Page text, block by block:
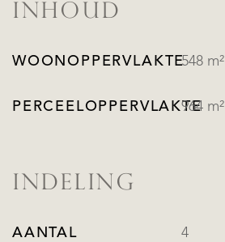
INHOUD
WOONOPPERVLAKTE548 m²
PERCEELOPPERVLAKTE964 m²
INDELING
AANTAL 4